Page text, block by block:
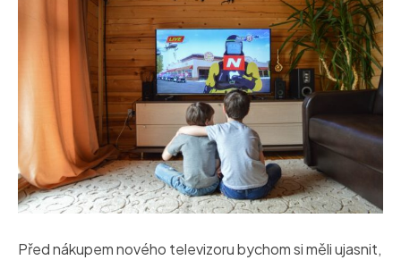
Před nákupem nového televizoru bychom si měli ujasnit,